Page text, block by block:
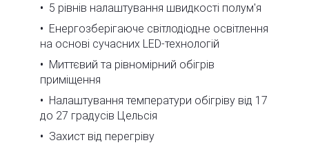
5 рівнів налаштування швидкості полум'я
Енергозберігаюче світлодіодне освітлення
на основі сучасних LED-технологій
Миттєвий та рівномірний обігрів
приміщення
Налаштування температури обігріву від 17
до 27 градусів Цельсія
Захист від перегріву